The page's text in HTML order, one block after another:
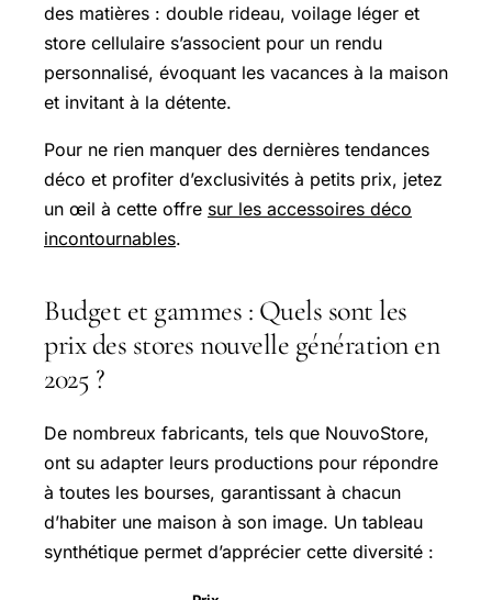
des matières : double rideau, voilage léger et
store cellulaire s’associent pour un rendu
personnalisé, évoquant les vacances à la maison
et invitant à la détente.
Pour ne rien manquer des dernières tendances
déco et profiter d’exclusivités à petits prix, jetez
un œil à cette offre sur les accessoires déco
incontournables.
Budget et gammes : Quels sont les
prix des stores nouvelle génération en
2025 ?
De nombreux fabricants, tels que NouvoStore,
ont su adapter leurs productions pour répondre
à toutes les bourses, garantissant à chacun
d’habiter une maison à son image. Un tableau
synthétique permet d’apprécier cette diversité :